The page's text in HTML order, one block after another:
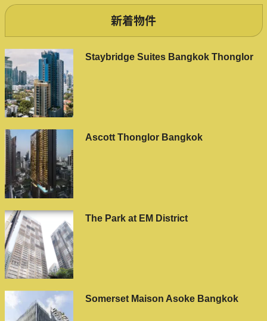
新着物件
Staybridge Suites Bangkok Thonglor
Ascott Thonglor Bangkok
The Park at EM District
Somerset Maison Asoke Bangkok